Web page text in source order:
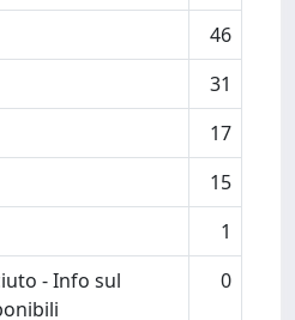
46
31
17
15
1
- Info sul
0